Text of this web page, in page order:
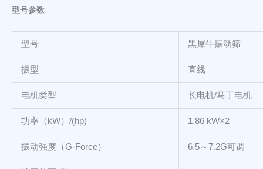
型号参数
型号 黑犀牛振动筛
振型 直线
电机类型 长电机/马丁电机
功率（kW）/(hp) 1.86 kW×2
振动强度（G-Force） 6.5～7.2G可调